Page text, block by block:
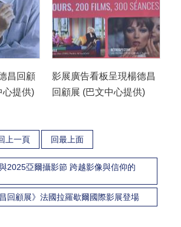
昌回顧
心提供)
影展廣告看板呈現楊德昌
回顧展 (巴文中心提供)
上一頁 回最上面
2025亞爾攝影節 跨越影像與信仰的
昌回顧展》法國拉羅歇爾國際影展登場